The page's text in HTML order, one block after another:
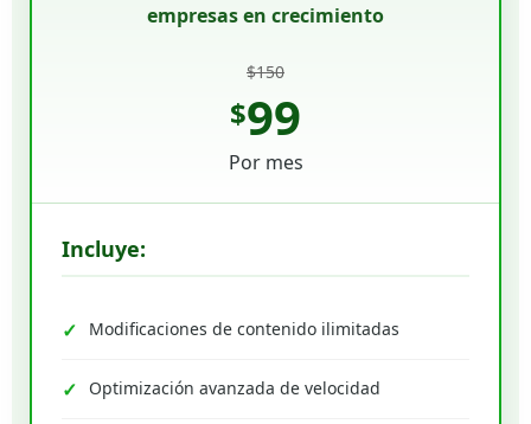
empresas en crecimiento
$150
$99
Por mes
Incluye:
Modificaciones de contenido ilimitadas
Optimización avanzada de velocidad